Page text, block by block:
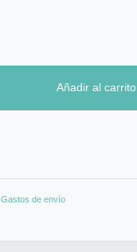
Añadir al carrito
Gastos de envío